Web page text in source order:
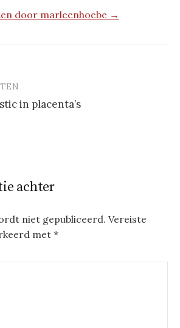
door marleenhoebe →
in placenta’s
achter
niet gepubliceerd. Vereiste
met *